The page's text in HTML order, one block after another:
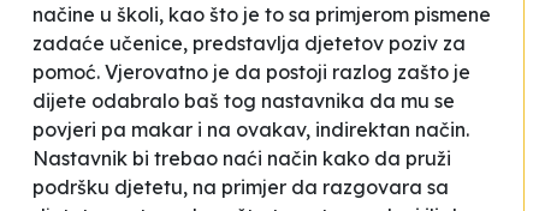
načine u školi, kao što je to sa primjerom pismene
zadaće učenice, predstavlja djetetov poziv za
pomoć. Vjerovatno je da postoji razlog zašto je
dijete odabralo baš tog nastavnika da mu se
povjeri pa makar i na ovakav, indirektan način.
Nastavnik bi trebao naći način kako da pruži
podršku djetetu, na primjer da razgovara sa